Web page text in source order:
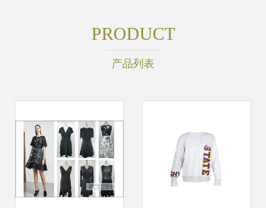
PRODUCT
产品列表